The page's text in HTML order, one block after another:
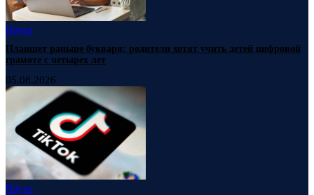
Наука
Планшет раньше букваря: родители хотят учить детей цифровой
грамоте с четырех лет
05.08.2026
Наука